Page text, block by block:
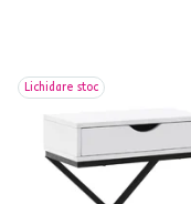
Lichidare stoc